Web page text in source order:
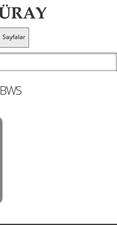
Sayfalar
BWS